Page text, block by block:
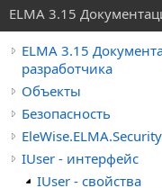
ELMA 3.15
ELMA 3.15
разработчика
Объекты
Безопасность
IUser - интерфейс
IUser - свойства